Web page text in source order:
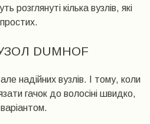
розглянуті кілька вузлів, які
DUMHOF
надійних вузлів. І тому, коли
гачок до волосіні швидко,